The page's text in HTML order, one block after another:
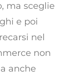
ma sceglie
e poi
nel
non
anche